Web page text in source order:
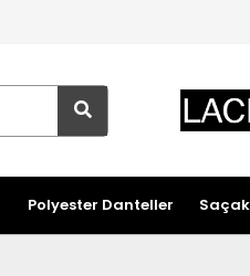
Polyester Danteller